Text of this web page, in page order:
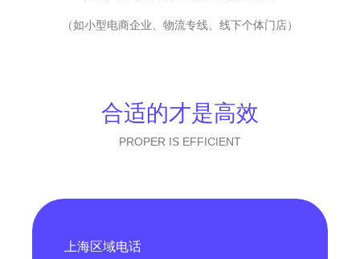
（如小型电商企业、物流专线、线下个体门店）
合适的才是高效
PROPER IS EFFICIENT
上海区域电话